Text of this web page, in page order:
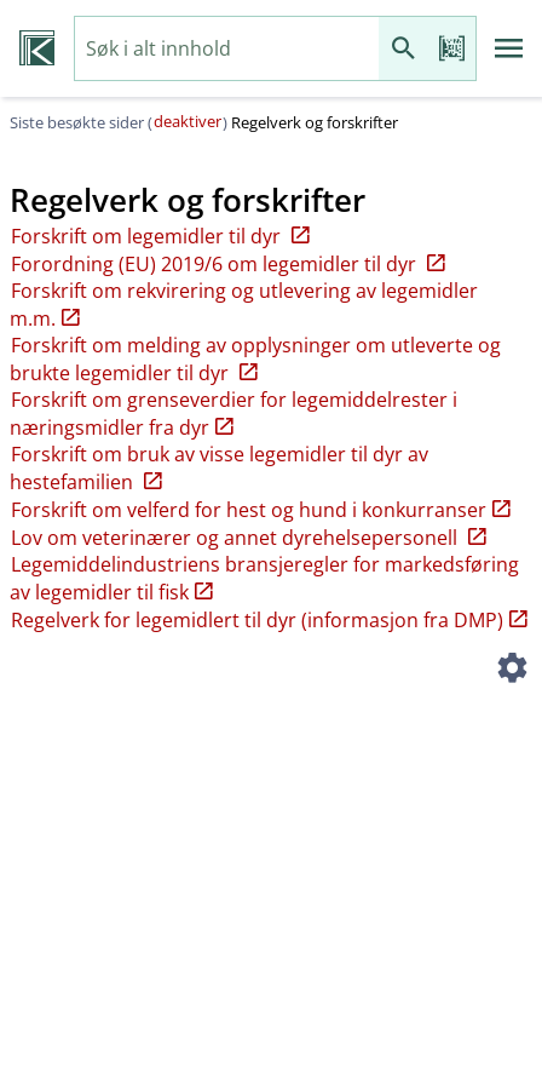
Siste besøkte sider (deaktiver) Regelverk og forskrifter
Regelverk og forskrifter
Forskrift om legemidler til dyr
Forordning (EU) 2019/6 om legemidler til dyr
Forskrift om rekvirering og utlevering av legemidler
m.m.
Forskrift om melding av opplysninger om utleverte og
brukte legemidler til dyr
Forskrift om grenseverdier for legemiddelrester i
næringsmidler fra dyr
Forskrift om bruk av visse legemidler til dyr av
hestefamilien
Forskrift om velferd for hest og hund i konkurranser
Lov om veterinærer og annet dyrehelsepersonell
Legemiddelindustriens bransjeregler for markedsføring
av legemidler til fisk
Regelverk for legemidlert til dyr (informasjon fra DMP)